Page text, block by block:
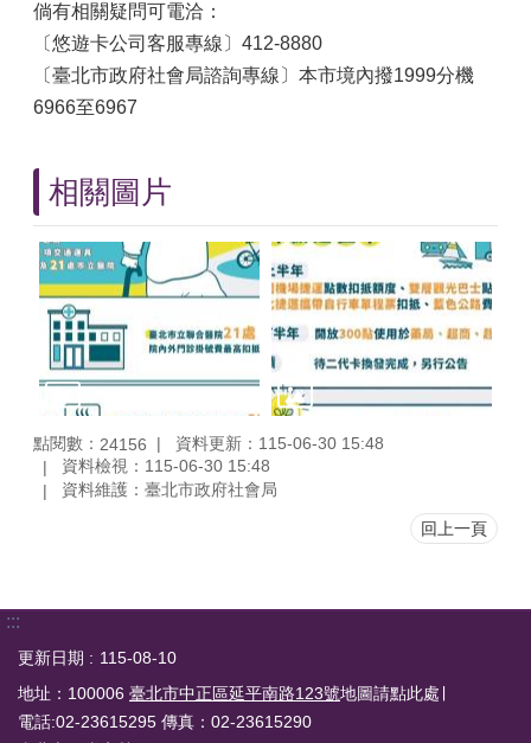
倘有相關疑問可電洽：
〔悠遊卡公司客服專線〕412-8880
〔臺北市政府社會局諮詢專線〕本市境內撥1999分機
6966至6967
相關圖片
點閱數： 24156
資料更新：115-06-30 15:48
資料檢視：115-06-30 15:48
資料維護：臺北市政府社會局
回上一頁
:::
更新日期
115-08-10
地址：100006 臺北市中正區延平南路123號地圖請點此處∣
電話:02-23615295 傳真：02-23615290